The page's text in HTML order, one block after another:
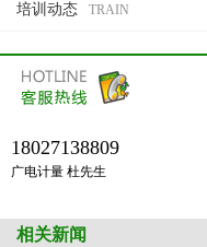
培训动态 TRAIN
18027138809
广电计量 杜先生
相关新闻